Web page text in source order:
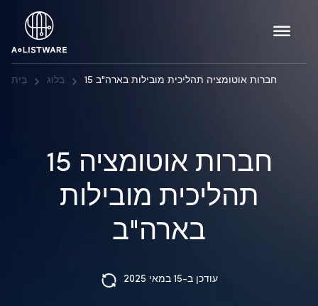
בַּיִת בלוג 15 חברות אוטומציה תהליכית מובילות בארה"ב
15 חברות אוטומציה
תהליכית מובילות
בארה"ב
עודכן ב-15 במאי 2025